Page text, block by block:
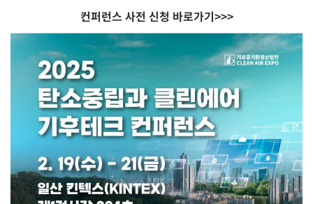
컨퍼런스 사전 신청 바로가기>>>